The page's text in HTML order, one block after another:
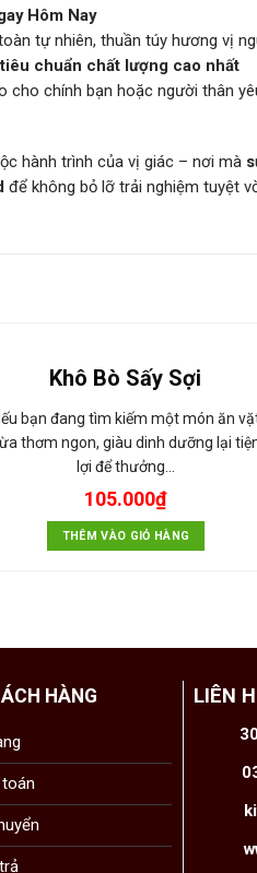
Hôm Nay
tự nhiên, thuần túy hương vị
tiêu chuẩn chất lượng cao nhất
cho chính bạn hoặc người thân
hành trình của vị giác – nơi mà
để không bỏ lỡ trải nghiệm tuyệt
Khô Bò Sấy Sợi
bạn đang tìm kiếm một món ăn
thơm ngon, giàu dinh dưỡng lại
lợi để thưởng…
105.000₫
THÊM VÀO GIỎ HÀNG
HÀNG LIÊN